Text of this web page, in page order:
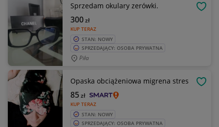
Sprzedam okulary zerówki.
KUP TERAZ
300zł
STAN: NOWY
SPRZEDAJĄCY: OSOBA PRYWATNA
Piła
Opaska obciążeniowa migrena stres
KUP TERAZ
85zł
STAN: NOWY
SPRZEDAJĄCY: OSOBA PRYWATNA